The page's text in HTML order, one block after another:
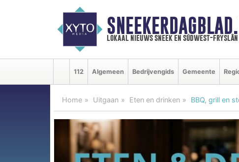
lokaal nieuws sneek en súdwest-fryslân
112 Algemeen Bedrijvengids Gemeente
Home Uitgaan Eten en drinken BBQ, grill en